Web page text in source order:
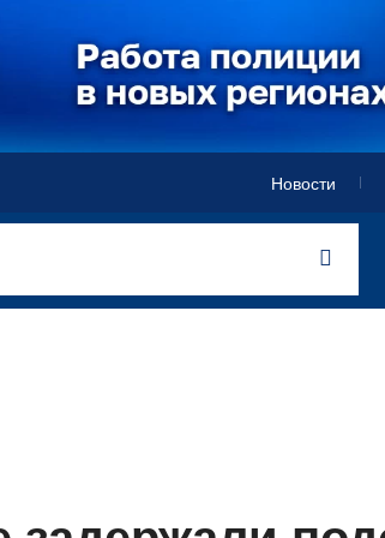
Новости